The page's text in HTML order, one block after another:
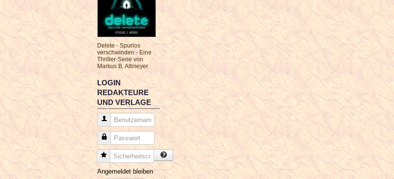
Delete - Spurlos
verschwinden - Eine
Thriller-Serie von
Markus B. Altmeyer
LOGIN
REDAKTEURE
UND VERLAGE
Benutzername
Passwort
Sicherheitscode
Angemeldet bleiben